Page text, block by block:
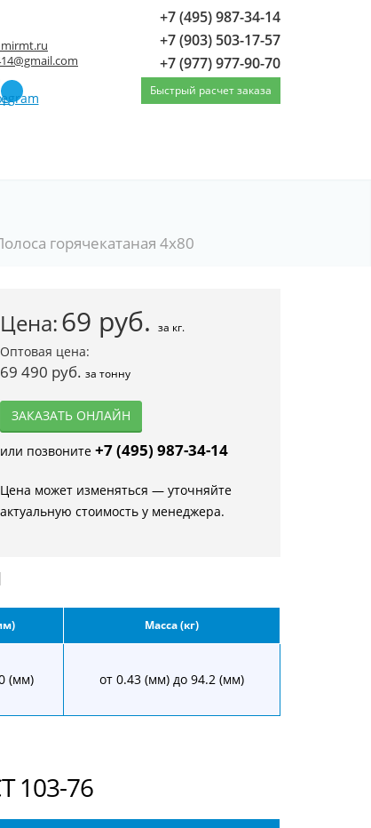
+7 (495) 987-34-14
+7 (903) 503-17-57
+7 (977) 977-90-70
Быстрый расчет заказа
горячекатаная 4x80
Цена:69 руб. за кг.
Оптовая цена:
69 490 руб.за тонну
ЗАКАЗАТЬ ОНЛАЙН
или позвоните +7 (495) 987-34-14
Цена может изменяться — уточняйте
актуальную стоимость у менеджера.
Масса (кг)
(мм) от 0.43 (мм) до 94.2 (мм)
103-76